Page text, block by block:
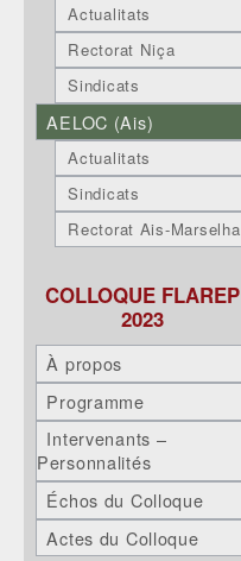
Actualitats
Rectorat Niça
Sindicats
AELOC (Ais)
Actualitats
Sindicats
Rectorat Ais-Marselha
COLLOQUE FLAREP
2023
À propos
Programme
Intervenants –
Personnalités
Échos du Colloque
Actes du Colloque